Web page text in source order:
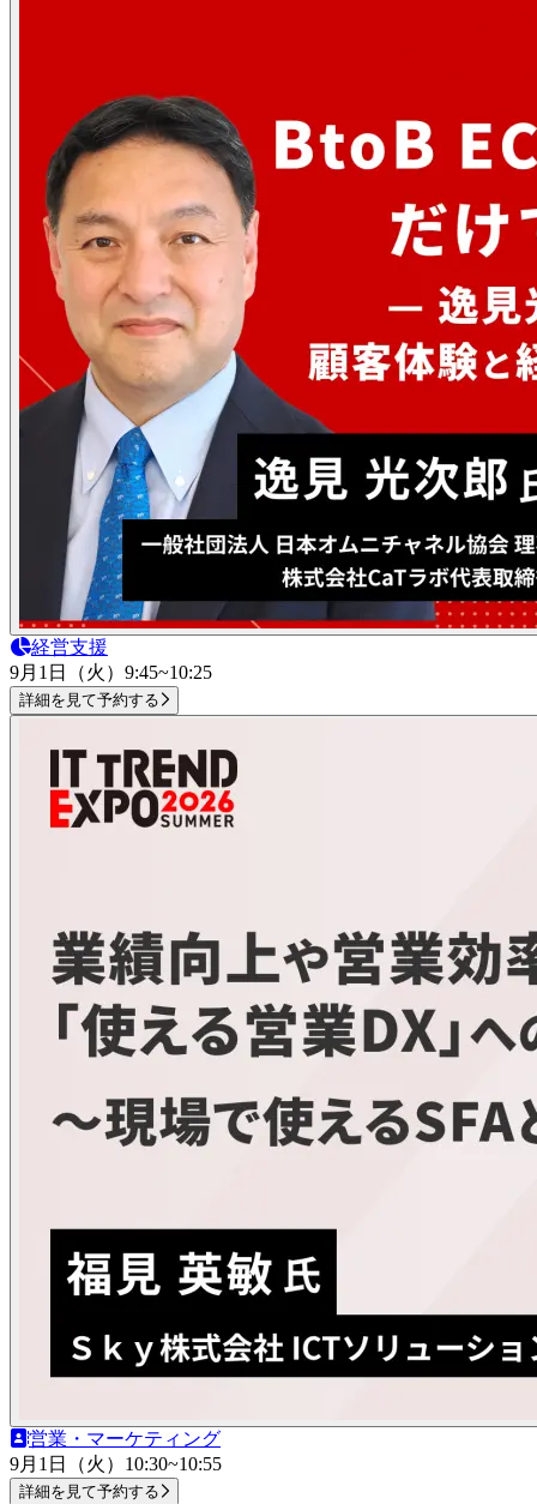
経営支援
9月1日（火） 9:45~10:25
詳細を見て予約する
営業・マーケティング
9月1日（火） 10:30~10:55
詳細を見て予約する